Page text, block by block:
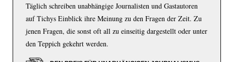
Täglich schreiben unabhängige Journalisten und Gastautoren
auf Tichys Einblick ihre Meinung zu den Fragen der Zeit. Zu
jenen Fragen, die sonst oft all zu einseitig dargestellt oder unter
den Teppich gekehrt werden.